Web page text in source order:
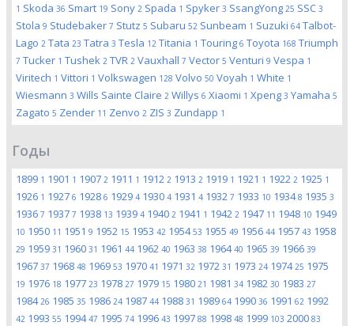
1 Skoda 36 Smart 19 Sony 2 Spada 1 Spyker 3 SsangYong 25 SSC 3
Stola 9 Studebaker 7 Stutz 5 Subaru 52 Sunbeam 1 Suzuki 64 Talbot-
Lago 2 Tata 23 Tatra 3 Tesla 12 Titania 1 Touring 6 Toyota 168 Triumph
7 Tucker 1 Tushek 2 TVR 2 Vauxhall 7 Vector 5 Venturi 9 Vespa 1
Viritech 1 Vittori 1 Volkswagen 128 Volvo 50 Voyah 1 White 1
Wiesmann 3 Wills Sainte Claire 2 Willys 6 Xiaomi 1 Xpeng 3 Yamaha 5
Zagato 5 Zender 11 Zenvo 2 ZIS 3 Zundapp 1
Годы
1899 1 1901 1 1907 2 1911 1 1912 2 1913 2 1919 1 1921 1 1922 2 1925 1
1926 1 1927 6 1928 6 1929 4 1930 4 1931 4 1932 7 1933 10 19348 1935 3
1936 7 1937 7 1938 13 1939 4 1940 2 1941 1 1942 2 1947 11 1948 10 1949
10 1950 11 1951 9 1952 15 1953 42 195453 1955 49 1956 44 1957 43 1958
29 1959 31 1960 31 1961 44 1962 40 1963 38 196440 1965 39 1966 39
1967 37 1968 48 1969 53 1970 41 1971 32 1972 31 1973 24 197425 1975
19 1976 18 1977 23 1978 27 1979 15 1980 21 1981 34 1982 30 1983 27
198426 1985 35 1986 24 1987 44 1988 31 1989 64 1990 36 1991 62 1992
42 1993 55 199447 1995 74 1996 43 1997 88 1998 48 1999 103 2000 83